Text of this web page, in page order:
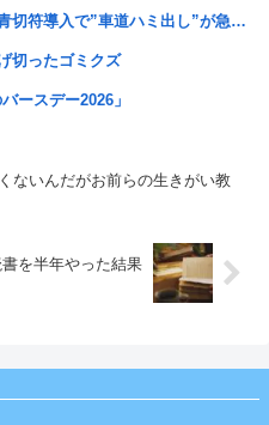
導入で”車道ハミ出し”が急増中
切ったゴミクズ
ースデー2026」
ないんだがお前らの生きがい教
を半年やった結果